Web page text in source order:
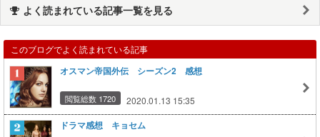
よく読まれている記事一覧を見る
このブログでよく読まれている記事
オスマン帝国外伝 シーズン2 感想
閲覧総数 1720 2020.01.13 15:35
ドラマ感想 キョセム